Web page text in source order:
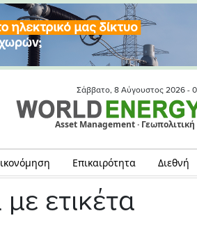
Σάββατο, 8 Αύγουστος 2026 -
Asset Management ·
Επικαιρότητα Διεθνή
ετικέτα